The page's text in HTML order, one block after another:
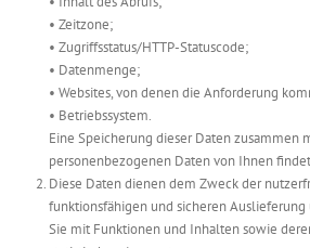
• Zeitzone;
• Zugriffsstatus/HTTP-Statuscode;
• Datenmenge;
• Websites, von denen die Anforderung
• Betriebssystem.
Eine Speicherung dieser Daten zusammen
personenbezogenen Daten von Ihnen
Diese Daten dienen dem Zweck der
funktionsfähigen und sicheren Auslieferung
Sie mit Funktionen und Inhalten sowie